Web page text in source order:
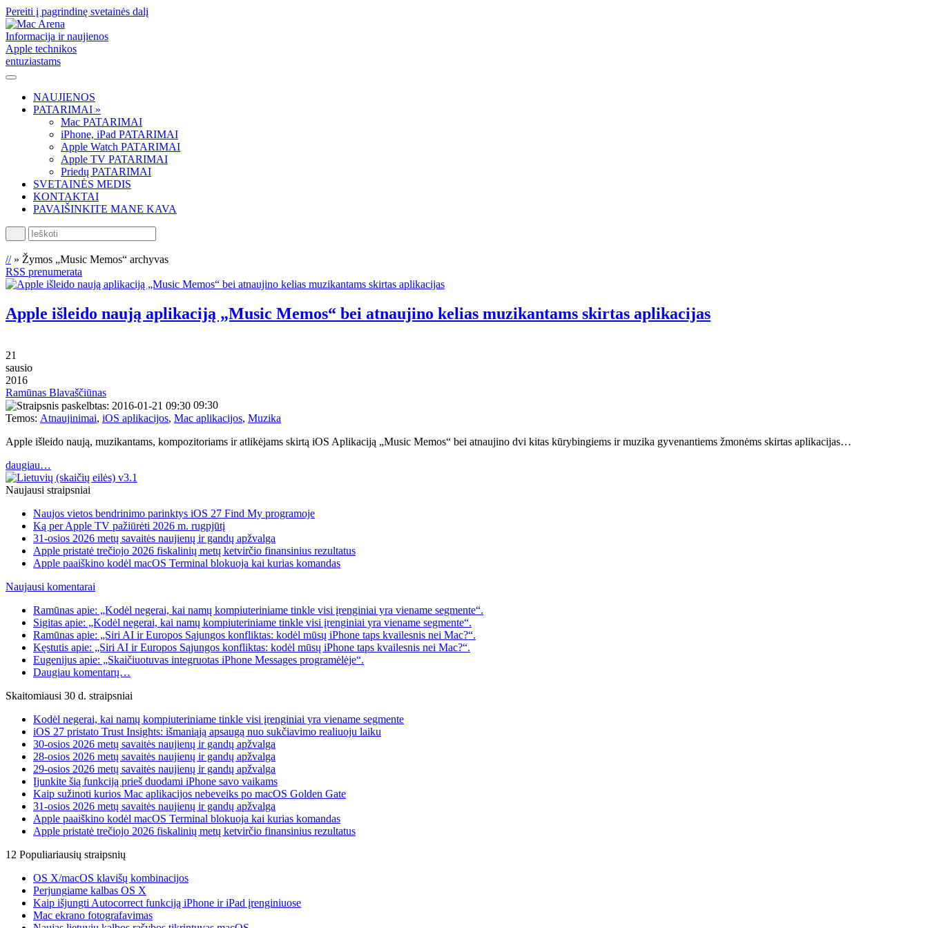
Pereiti į pagrindinę svetainės dalį
Informacija ir naujienos
Apple technikos
entuziastams
NAUJIENOS
PATARIMAI »
Mac PATARIMAI
iPhone, iPad PATARIMAI
Apple Watch PATARIMAI
Apple TV PATARIMAI
Priedų PATARIMAI
SVETAINĖS MEDIS
KONTAKTAI
PAVAIŠINKITE MANE KAVA
Ieškoti
//» Žymos „Music Memos“ archyvas
RSS prenumerata
Apple išleido naują aplikaciją „Music Memos“ bei atnaujino kelias muzikantams skirtas aplikacijas
21
sausio
2016
Ramūnas Blavaščiūnas
09:30
Temos: Atnaujinimai, iOS aplikacijos, Mac aplikacijos, Muzika
Apple išleido naują, muzikantams, kompozitoriams ir atlikėjams skirtą iOS Aplikaciją „Music Memos“ bei atnaujino dvi kitas kūrybingiems ir muzika gyvenantiems žmonėms skirtas aplikacijas…
daugiau…
Naujausi straipsniai
Naujos vietos bendrinimo parinktys iOS 27 Find My programoje
Ką per Apple TV pažiūrėti 2026 m. rugpjūtį
31-osios 2026 metų savaitės naujienų ir gandų apžvalga
Apple pristatė trečiojo 2026 fiskalinių metų ketvirčio finansinius rezultatus
Apple paaiškino kodėl macOS Terminal blokuoja kai kurias komandas
Naujausi komentarai
Ramūnas apie: „Kodėl negerai, kai namų kompiuteriniame tinkle visi įrenginiai yra viename segmente“.
Sigitas apie: „Kodėl negerai, kai namų kompiuteriniame tinkle visi įrenginiai yra viename segmente“.
Ramūnas apie: „Siri AI ir Europos Sąjungos konfliktas: kodėl mūsų iPhone taps kvailesnis nei Mac?“.
Kęstutis apie: „Siri AI ir Europos Sąjungos konfliktas: kodėl mūsų iPhone taps kvailesnis nei Mac?“.
Eugenijus apie: „Skaičiuotuvas integruotas iPhone Messages programėlėje“.
Daugiau komentarų…
Skaitomiausi 30 d. straipsniai
Kodėl negerai, kai namų kompiuteriniame tinkle visi įrenginiai yra viename segmente
iOS 27 pristato Trust Insights: išmaniąją apsaugą nuo sukčiavimo realiuoju laiku
30-osios 2026 metų savaitės naujienų ir gandų apžvalga
28-osios 2026 metų savaitės naujienų ir gandų apžvalga
29-osios 2026 metų savaitės naujienų ir gandų apžvalga
Įjunkite šią funkciją prieš duodami iPhone savo vaikams
Kaip sužinoti kurios Mac aplikacijos nebeveiks po macOS Golden Gate
31-osios 2026 metų savaitės naujienų ir gandų apžvalga
Apple paaiškino kodėl macOS Terminal blokuoja kai kurias komandas
Apple pristatė trečiojo 2026 fiskalinių metų ketvirčio finansinius rezultatus
12 Populiariausių straipsnių
OS X/macOS klavišų kombinacijos
Perjungiame kalbas OS X
Kaip išjungti Autocorrect funkciją iPhone ir iPad įrenginiuose
Mac ekrano fotografavimas